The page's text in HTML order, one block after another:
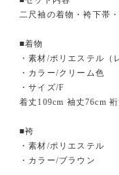
二尺袖の着物・袴下帯
■着物
・素材/ポリエステル（
・カラー/クリーム色
・サイズ/F
着丈109cm 袖丈76cm
■袴
・素材/ポリエステル
・カラー/ブラウン